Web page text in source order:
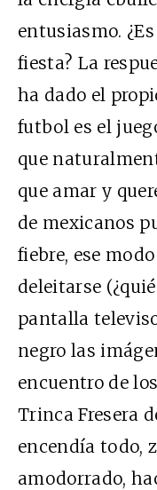
entusiasmo.
fiesta? La
ha dado el
futbol es el
que
que amar y
de mexicanos
fiebre, ese
deleitarse
pantalla
negro las
encuentro de
Trinca Fresera
encendía todo,
amodorrado,